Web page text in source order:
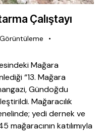
Çalıştayı
Görüntüleme
Mağara
“13. Mağara
Gündoğdu
Mağaracılık
yedi dernek ve
katılımıyla